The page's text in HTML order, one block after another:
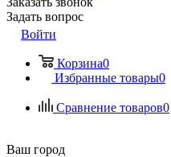
Задать вопрос
Войти
Корзина0
Избранные товары0
Сравнение товаров0
Ваш город